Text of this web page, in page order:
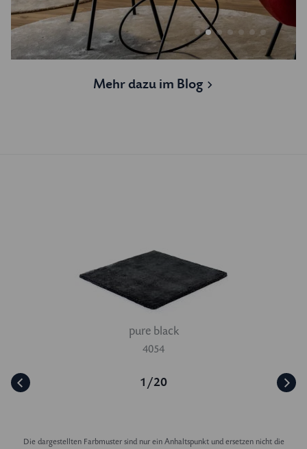
Mehr dazu im Blog
pure black
4054
1/20
Die dargestellten Farbmuster sind nur ein Anhaltspunkt und ersetzen nicht die